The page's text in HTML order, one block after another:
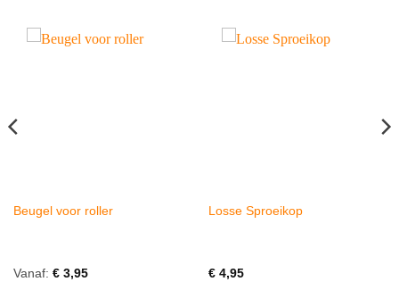
Beugel voor roller
Vanaf: €3,95
Losse Sproeikop
€4,95